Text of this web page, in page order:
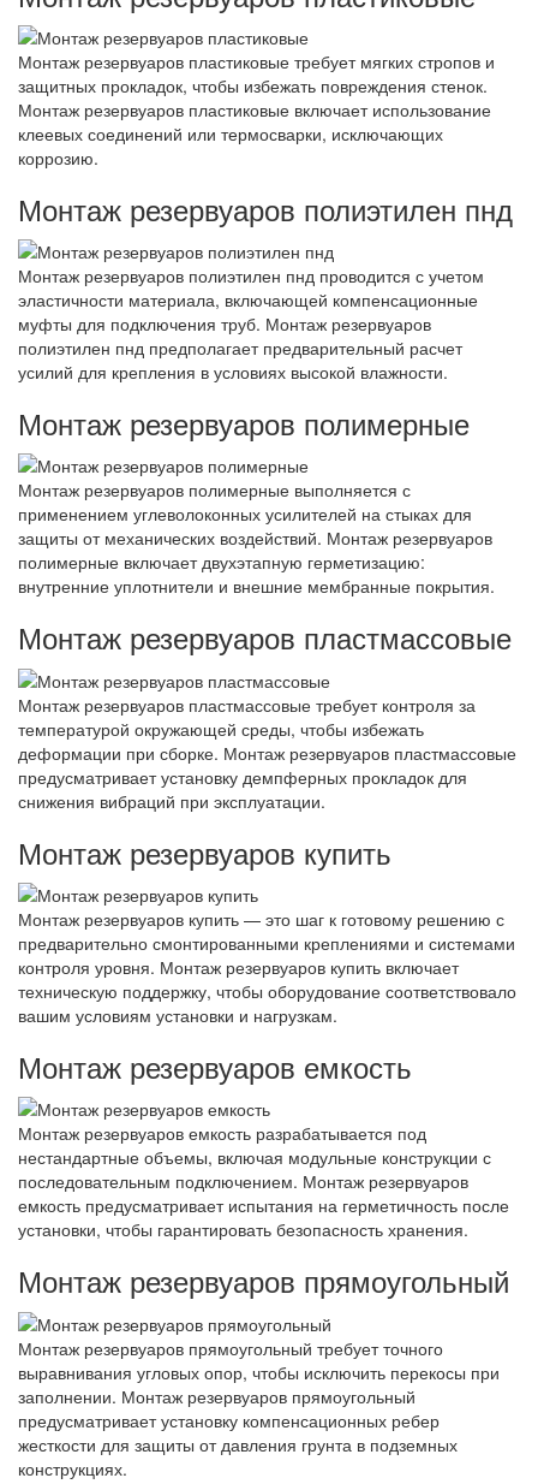
Монтаж резервуаров пластиковые требует мягких стропов и
защитных прокладок, чтобы избежать повреждения стенок.
Монтаж резервуаров пластиковые включает использование
клеевых соединений или термосварки, исключающих
коррозию.
Монтаж резервуаров полиэтилен пнд
Монтаж резервуаров полиэтилен пнд проводится с учетом
эластичности материала, включающей компенсационные
муфты для подключения труб. Монтаж резервуаров
полиэтилен пнд предполагает предварительный расчет
усилий для крепления в условиях высокой влажности.
Монтаж резервуаров полимерные
Монтаж резервуаров полимерные выполняется с
применением углеволоконных усилителей на стыках для
защиты от механических воздействий. Монтаж резервуаров
полимерные включает двухэтапную герметизацию:
внутренние уплотнители и внешние мембранные покрытия.
Монтаж резервуаров пластмассовые
Монтаж резервуаров пластмассовые требует контроля за
температурой окружающей среды, чтобы избежать
деформации при сборке. Монтаж резервуаров пластмассовые
предусматривает установку демпферных прокладок для
снижения вибраций при эксплуатации.
Монтаж резервуаров купить
Монтаж резервуаров купить — это шаг к готовому решению с
предварительно смонтированными креплениями и системами
контроля уровня. Монтаж резервуаров купить включает
техническую поддержку, чтобы оборудование соответствовало
вашим условиям установки и нагрузкам.
Монтаж резервуаров емкость
Монтаж резервуаров емкость разрабатывается под
нестандартные объемы, включая модульные конструкции с
последовательным подключением. Монтаж резервуаров
емкость предусматривает испытания на герметичность после
установки, чтобы гарантировать безопасность хранения.
Монтаж резервуаров прямоугольный
Монтаж резервуаров прямоугольный требует точного
выравнивания угловых опор, чтобы исключить перекосы при
заполнении. Монтаж резервуаров прямоугольный
предусматривает установку компенсационных ребер
жесткости для защиты от давления грунта в подземных
конструкциях.